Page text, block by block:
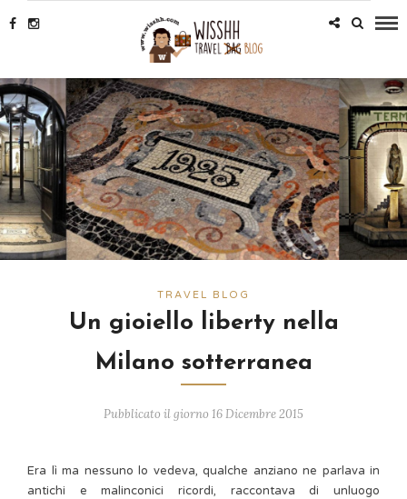
TRAVEL BLOG
Un gioiello liberty nella
Milano sotterranea
Pubblicato il giorno 16 Dicembre 2015
Era lì ma nessuno lo vedeva, qualche anziano ne parlava in
antichi e malinconici ricordi, raccontava di unluogo